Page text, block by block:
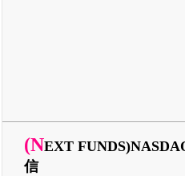
(NEXT
信